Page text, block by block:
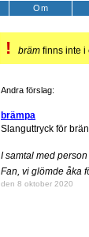
Om
! bräm finns inte i
Andra förslag:
brämpa
Slanguttryck för
I samtal med
Fan, vi glömde åka
den 8 oktober 2020